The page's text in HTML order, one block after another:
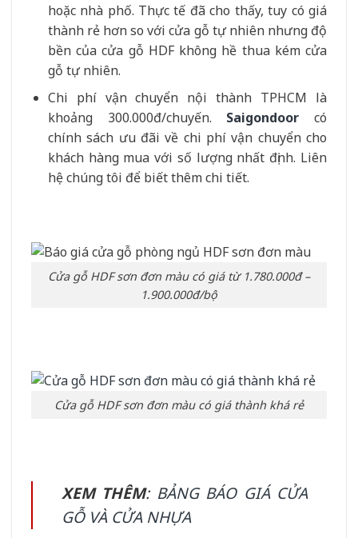
hoặc nhà phố. Thực tế đã cho thấy, tuy có giá
thành rẻ hơn so với cửa gỗ tự nhiên nhưng độ
bền của cửa gỗ HDF không hề thua kém cửa
gỗ tự nhiên.
Chi phí vận chuyển nội thành TPHCM là
khoảng 300.000đ/chuyến. Saigondoor có
chính sách ưu đãi về chi phí vận chuyển cho
khách hàng mua với số lượng nhất định. Liên
hệ chúng tôi để biết thêm chi tiết.
Cửa gỗ HDF sơn đơn màu có giá từ 1.780.000đ –
1.900.000đ/bộ
Cửa gỗ HDF sơn đơn màu có giá thành khá rẻ
XEM THÊM: BẢNG BÁO GIÁ CỬA
GỖ VÀ CỬA NHỰA